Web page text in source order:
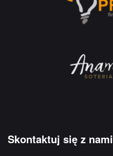
Skontaktuj się z nami